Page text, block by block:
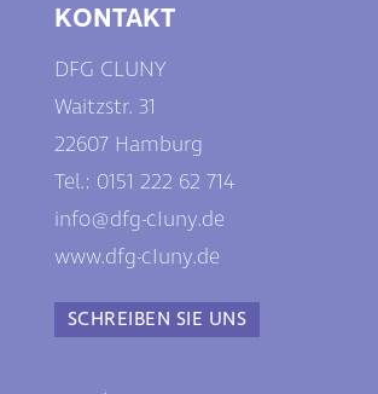
KONTAKT
DFG CLUNY
Waitzstr. 31
22607 Hamburg
Tel.: 0151 222 62 714
info@dfg-cIuny.de
www.dfg-cIuny.de
SCHREIBEN SIE UNS